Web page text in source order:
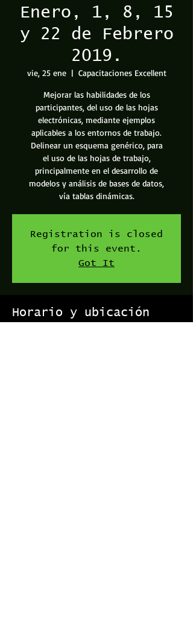
Enero, 1, 8, 15
y 22 de Febrero
2019.
vie, 25 ene
  |
Capacitaciones Excellent
Mejorar las habilidades de los
participantes, del uso de las hojas
electrónicas, mediante ejemplos
aplicables a los entornos de trabajo.
Delinear un esquema genérico, para
el uso de las hojas de trabajo,
principalmente en el desarrollo de
modelos y análisis de bases de datos,
vía tablas dinámicas.
Registration is closed
for this event.
Got It
Horario y ubicación